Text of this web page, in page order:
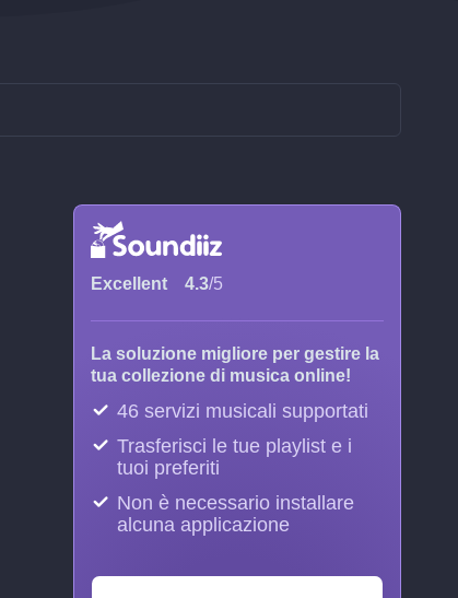
Excellent 4.3/5
La soluzione migliore per gestire la
tua collezione di musica online!
46 servizi musicali supportati
Trasferisci le tue playlist e i
tuoi preferiti
Non è necessario installare
alcuna applicazione